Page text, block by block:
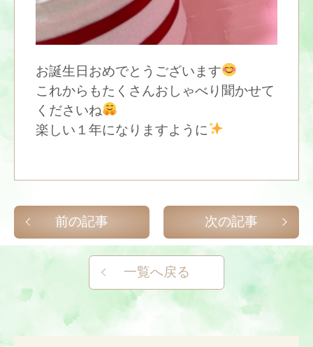
お誕生日おめでとうございます
これからもたくさんおしゃべり聞かせて
くださいね
楽しい１年になりますように
前の記事 次の記事
一覧へ戻る